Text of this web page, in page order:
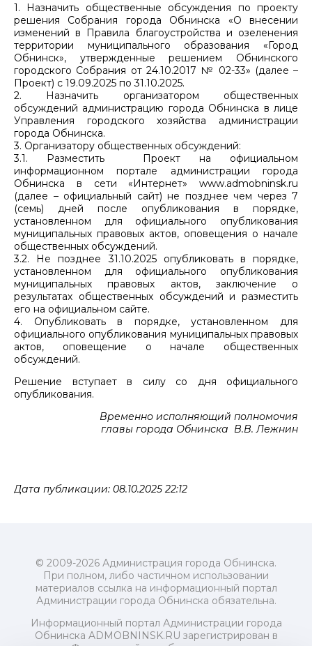
1. Назначить общественные обсуждения по проекту
решения Собрания города Обнинска «О внесении
изменений в Правила благоустройства и озеленения
территории муниципального образования «Город
Обнинск», утвержденные решением Обнинского
городского Собрания от 24.10.2017 № 02-33» (далее –
Проект) с 19.09.2025 по 31.10.2025.
2. Назначить организатором общественных
обсуждений администрацию города Обнинска в лице
Управления городского хозяйства администрации
города Обнинска.
3. Организатору общественных обсуждений:
3.1. Разместить Проект на официальном
информационном портале администрации города
Обнинска в сети «Интернет» www.admobninsk.ru
(далее – официальный сайт) не позднее чем через 7
(семь) дней после опубликования в порядке,
установленном для официального опубликования
муниципальных правовых актов, оповещения о начале
общественных обсуждений.
3.2. Не позднее 31.10.2025 опубликовать в порядке,
установленном для официального опубликования
муниципальных правовых актов, заключение о
результатах общественных обсуждений и разместить
его на официальном сайте.
4. Опубликовать в порядке, установленном для
официального опубликования муниципальных правовых
актов, оповещение о начале общественных
обсуждений.
Решение вступает в силу со дня официального
опубликования.
Временно исполняющий полномочия
главы города Обнинска В.В. Лежнин
Дата публикации: 08.10.2025 22:12
© 2009-2026 Администрация города Обнинска.
При полном, либо частичном использовании
материалов ссылка на информационный портал
Администрации города Обнинска обязательна.
Информационный портал Администрации города
Обнинска ADMOBNINSK.RU зарегистрирован в